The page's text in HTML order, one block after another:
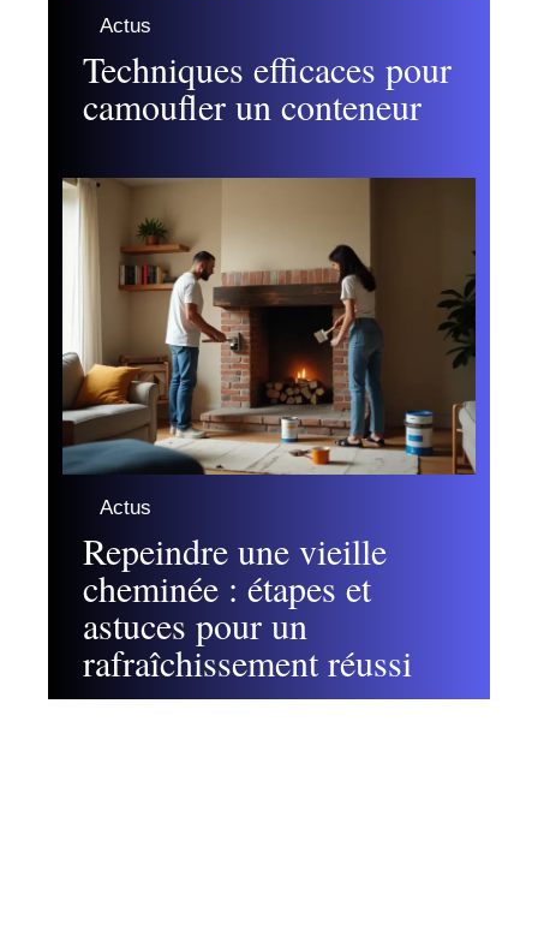
Actus
Techniques efficaces pour
camoufler un conteneur
Actus
Repeindre une vieille
cheminée : étapes et
astuces pour un
rafraîchissement réussi